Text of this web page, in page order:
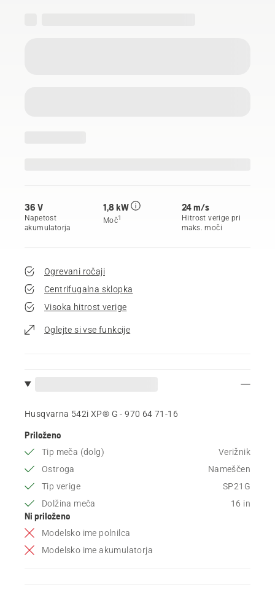
36 V
Napetost
akumulatorja
1,8 kW
Moč1
24 m/s
Hitrost verige pri
maks. moči
Ogrevani ročaji
Centrifugalna sklopka
Visoka hitrost verige
Oglejte si vse funkcije
Husqvarna 542i XP® G - 970 64 71‑16
Priloženo
Tip meča (dolg)
Verižnik
Ostroga
Nameščen
Tip verige
SP21G
Dolžina meča
16 in
Ni priloženo
Modelsko ime polnilca
Modelsko ime akumulatorja